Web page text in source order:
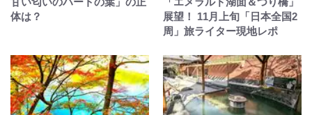
体は？
展望！ 11月上旬「日本全国2
周」旅ライター現地レポ